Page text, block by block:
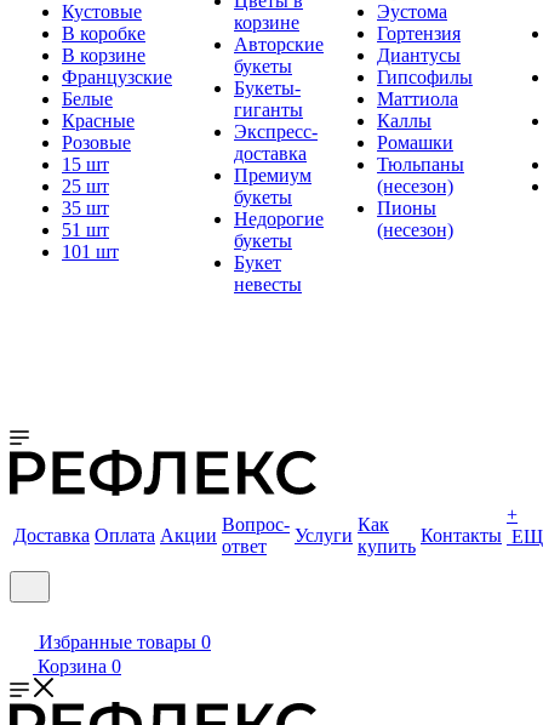
Кустовые
В коробке
В корзине
Французские
Белые
Красные
Розовые
15 шт
25 шт
35 шт
51 шт
101 шт
корзине
Авторские
букеты
Букеты-
гиганты
Экспресс-
доставка
Премиум
букеты
Недорогие
букеты
Букет
невесты
Эустома
Гортензия
Диантусы
Гипсофилы
Маттиола
Каллы
Ромашки
Тюльпаны
(несезон)
Пионы
(несезон)
Доставка Оплата Акции
Вопрос-
ответ
Услуги
Как
купить
Контакты
+
Избранные товары 0
Корзина 0